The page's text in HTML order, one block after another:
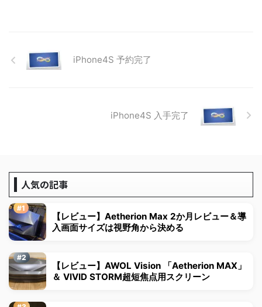
iPhone4S 予約完了
iPhone4S 入手完了
人気の記事
【レビュー】Aetherion Max 2か月レビュー＆導
入画面サイズは視野角から決める
【レビュー】AWOL Vision 「Aetherion MAX」
＆ VIVID STORM超短焦点用スクリーン